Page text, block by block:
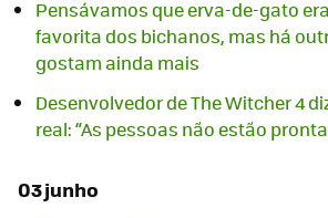
Pensávamos que erva-de-gato
favorita dos bichanos, mas há
gostam ainda mais
Desenvolvedor de The Witcher 4
real: “As pessoas não estão
03 junho